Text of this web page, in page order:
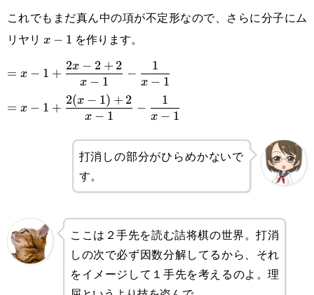
1+\frac{2x}
{x-1}-
\frac{1}{x-
これでもまだ真ん中の項が不定形なので、さらに分子にム
リヤリ x-
x − 1 を作ります。
\displaystyle=x-
2+2}{x-1}-
\frac{1}{x-1}
= x − 1 +
x − 1
2x − 2 + 2
−
x − 1
1
\displaystyle=x-
1)+2}{x-1}-
\frac{1}{x-1}
= x − 1 +
x − 1
2(x − 1) + 2
−
x − 1
1
打消しの部分がひらめかないで
す。
ここは２手先を読む詰将棋の世界。打消
しの次で必ず因数分解してるから、それ
をイメージして１手先を考えるのよ。理